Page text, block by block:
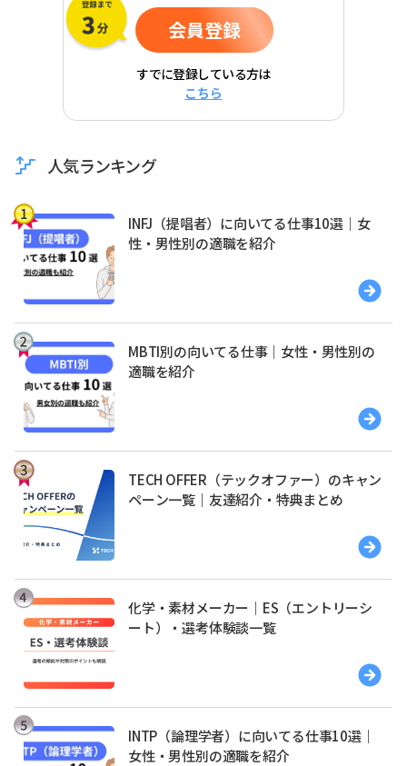
会員登録
すでに登録している方は
こちら
人気ランキング
INFJ（提唱者）に向いてる仕事10選｜女
性・男性別の適職を紹介
MBTI別の向いてる仕事｜女性・男性別の
適職を紹介
TECH OFFER（テックオファー）のキャン
ペーン一覧｜友達紹介・特典まとめ
化学・素材メーカー｜ES（エントリーシ
ート）・選考体験談一覧
INTP（論理学者）に向いてる仕事10選｜
女性・男性別の適職を紹介